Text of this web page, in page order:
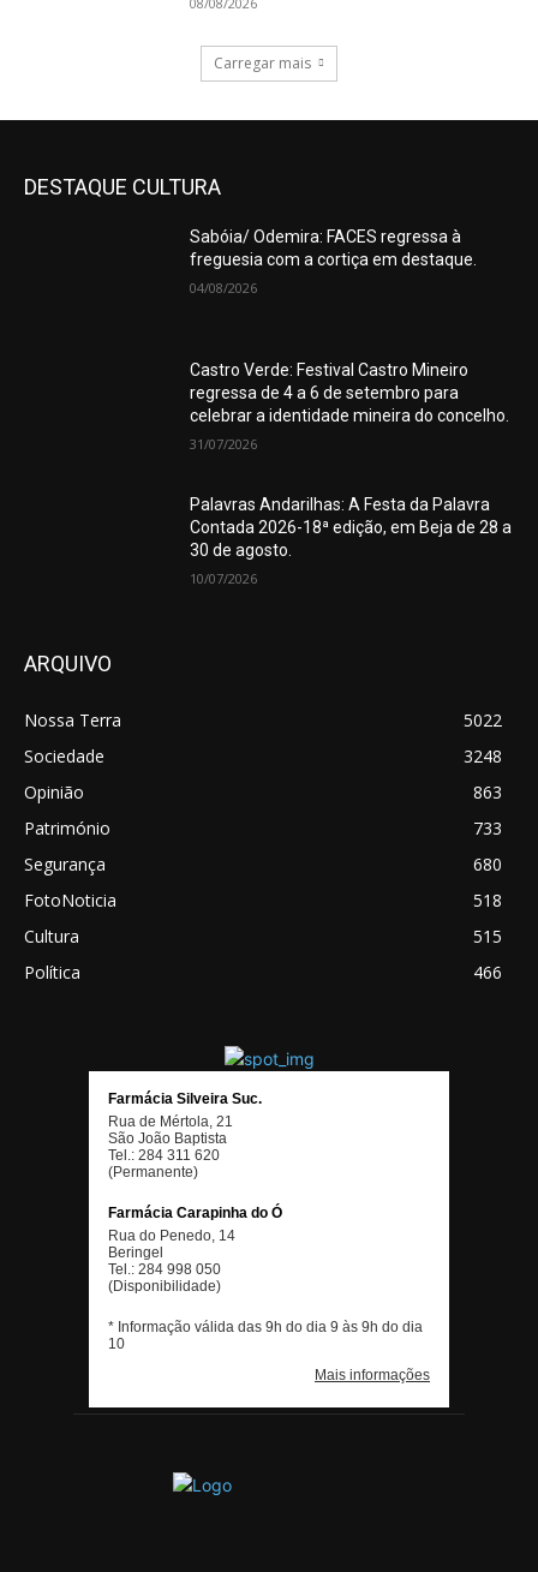
Carregar mais
DESTAQUE CULTURA
Sabóia/ Odemira: FACES regressa à
freguesia com a cortiça em destaque.
04/08/2026
Castro Verde: Festival Castro Mineiro
regressa de 4 a 6 de setembro para
celebrar a identidade mineira do concelho.
31/07/2026
Palavras Andarilhas: A Festa da Palavra
Contada 2026-18ª edição, em Beja de 28 a
30 de agosto.
10/07/2026
ARQUIVO
Nossa Terra
5022
Sociedade
3248
Opinião
863
Património
733
Segurança
680
FotoNoticia
518
Cultura
515
Política
466